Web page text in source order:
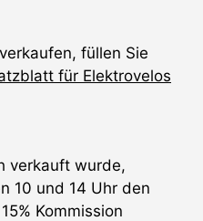
füllen Sie
für Elektrovelos
verkauft wurde,
10 und 14 Uhr den
Kommission